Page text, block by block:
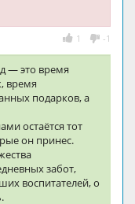
1 -1
— это время
время
подарков, а
остаётся тот
он принес.
забот,
воспитателей, о